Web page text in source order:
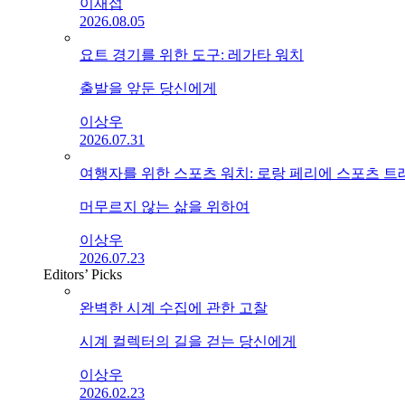
2026.08.05
요트 경기를 위한 도구: 레가타 워치
출발을 앞둔 당신에게
이상우
2026.07.31
여행자를 위한 스포츠 워치: 로랑 페리에 스포츠 트
머무르지 않는 삶을 위하여
이상우
2026.07.23
Editors’ Picks
완벽한 시계 수집에 관한 고찰
시계 컬렉터의 길을 걷는 당신에게
이상우
2026.02.23